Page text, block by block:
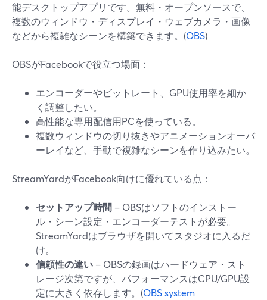
能デスクトップアプリです。無料・オープンソースで、
複数のウィンドウ・ディスプレイ・ウェブカメラ・画像
などから複雑なシーンを構築できます。(OBS)
OBSがFacebookで役立つ場面：
エンコーダーやビットレート、GPU使用率を細か
く調整したい。
高性能な専用配信用PCを使っている。
複数ウィンドウの切り抜きやアニメーションオーバ
ーレイなど、手動で複雑なシーンを作り込みたい。
StreamYardがFacebook向けに優れている点：
セットアップ時間 – OBSはソフトのインストー
ル・シーン設定・エンコーダーテストが必要。
StreamYardはブラウザを開いてスタジオに入るだ
け。
信頼性の違い – OBSの録画はハードウェア・スト
レージ次第ですが、パフォーマンスはCPU/GPU設
定に大きく依存します。(OBS system